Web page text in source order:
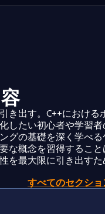
き出す。C++における
したい初心者や学習
グの基礎を深く学べ
な概念を習得するこ
を最大限に引き出す
すべてのセクシ